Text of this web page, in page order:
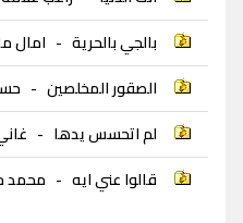
بالجي بالحرية - امال
الصقور المخلصين -
لم اتحسس يدها -
قالوا عني ايه - محمد